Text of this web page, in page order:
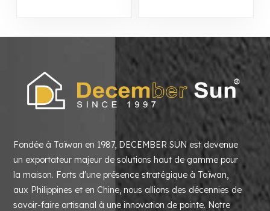
cuisine
Fondée à Taïwan en 1987, DECEMBER SUN est devenue
un exportateur majeur de solutions haut de gamme pour
la maison. Forts d'une présence stratégique à Taïwan,
aux Philippines et en Chine, nous allions des décennies de
savoir-faire artisanal à une innovation de pointe. Notre